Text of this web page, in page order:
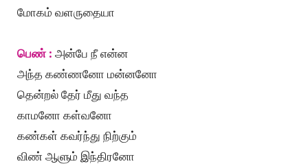
மோகம் வளருதையா
பெண் : அன்பே நீ என்ன
அந்த கண்ணனோ மன்னனோ
தென்றல் தேர் மீது வந்த
காமனோ கள்வனோ
கண்கள் கவர்ந்து நிற்கும்
விண் ஆளும் இந்திரனோ